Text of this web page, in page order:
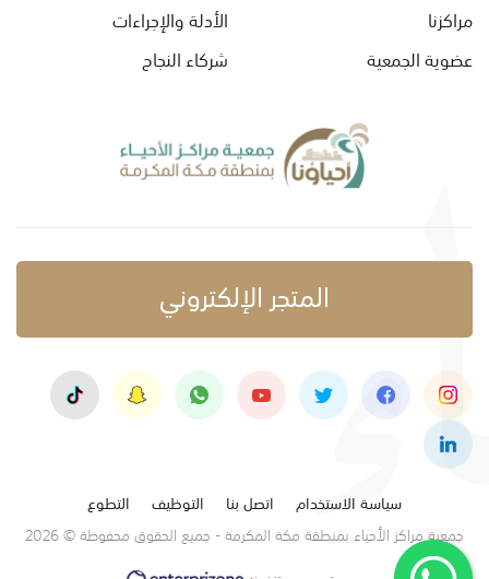
مراكزنا
عضوية الجمعية
الأدلة والإجراءات
شركاء النجاح
المتجر الإلكتروني
سياسة الاستخدام اتصل بنا التوظيف
التطوع
جمعية مراكز الأحياء بمنطقة مكة المكرمة - جميع الحقوق محفوظة © 2026